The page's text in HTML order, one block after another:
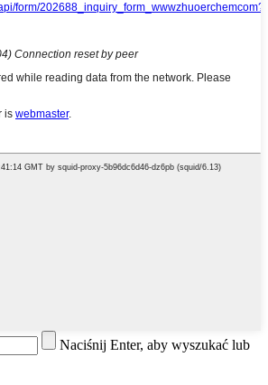
Naciśnij Enter, aby wyszukać lub